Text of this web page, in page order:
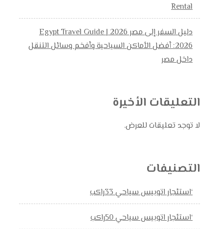
Rental
دليل السفر إلى مصر 2026 | Egypt Travel Guide
2026: أفضل الأماكن السياحية وأفخم وسائل التنقل
داخل مصر
التعليقات الأخيرة
لا توجد تعليقات للعرض.
التصنيفات
‘استئجار اتوبيس سياحي 33راكب
‘استئجار اتوبيس سياحي 50راكب